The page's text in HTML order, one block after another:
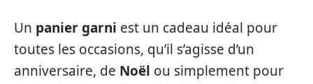
Un panier garni est un cadeau idéal pour
toutes les occasions, qu’il s’agisse d’un
anniversaire, de Noël ou simplement pour